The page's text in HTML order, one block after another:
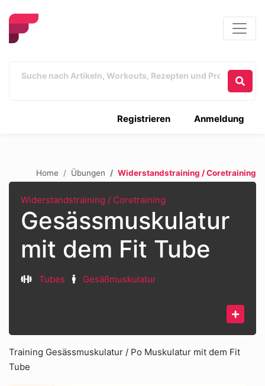
Anmeldung
Registrieren
Home Übungen Widerstandstraining / Coretraining
Widerstandstraining / Coretraining
Gesässmuskulatur
mit dem Fit Tube
Tubes Gesäßmuskulatur
Training Gesässmuskulatur / Po Muskulatur mit dem Fit
Tube